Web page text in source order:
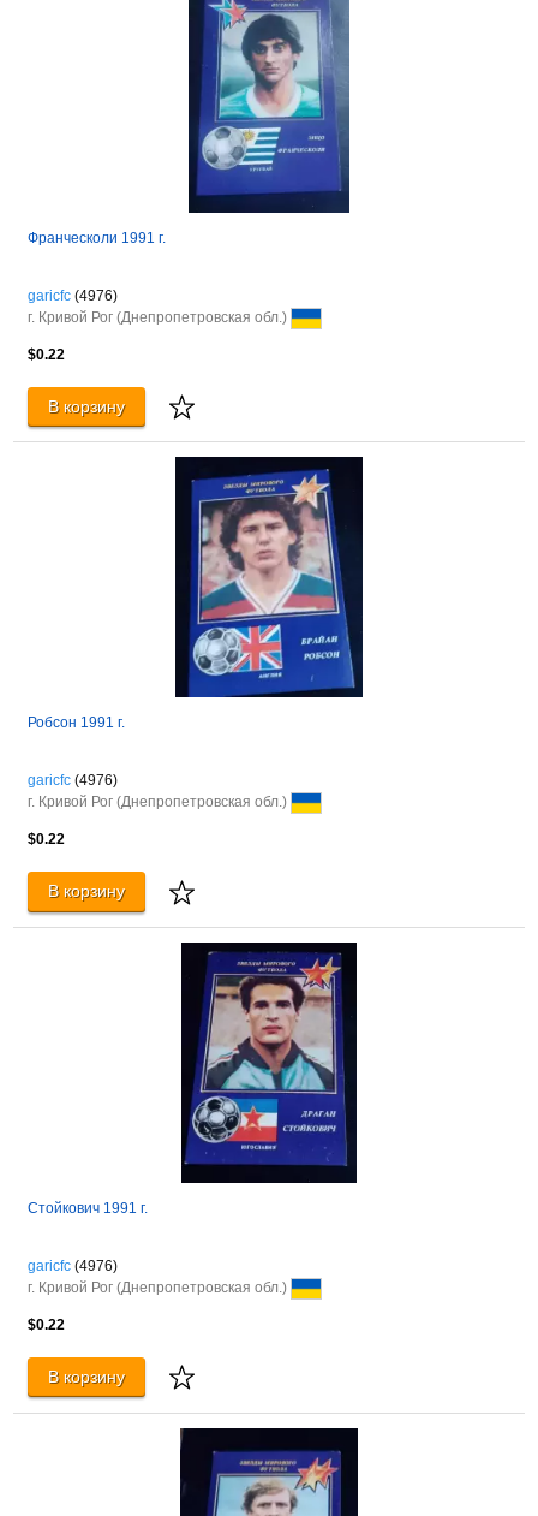
Франческоли 1991 г.
garicfc (4976)
г. Кривой Рог (Днепропетровская обл.)
$0.22
В корзину
Робсон 1991 г.
garicfc (4976)
г. Кривой Рог (Днепропетровская обл.)
$0.22
В корзину
Стойкович 1991 г.
garicfc (4976)
г. Кривой Рог (Днепропетровская обл.)
$0.22
В корзину